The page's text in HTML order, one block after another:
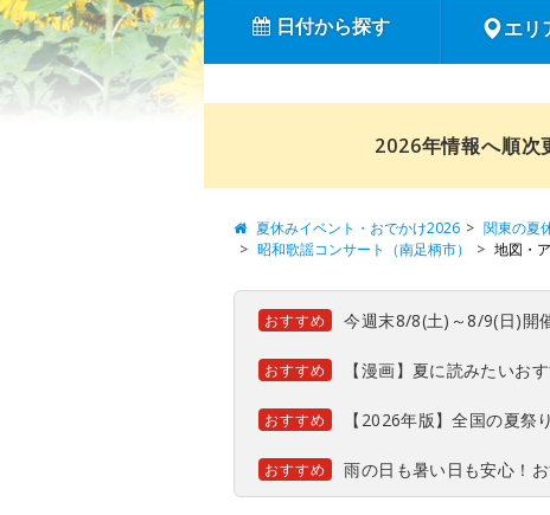
日付から探す エリ
2026年情報へ順次
夏休みイベント・おでかけ2026 関東の夏
昭和歌謡コンサート（南足柄市）
地図・
おすすめ 今週末8/8(土)～8/9(日)開
おすすめ 【漫画】夏に読みたいお
おすすめ 【2026年版】全国の夏祭
おすすめ 雨の日も暑い日も安心！